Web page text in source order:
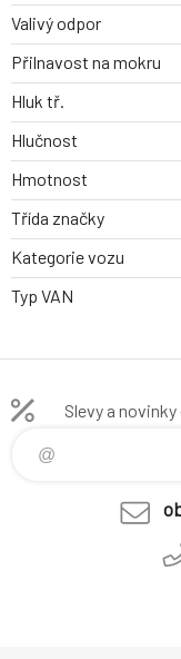
Valivý odpor
Přilnavost na mokru
Hluk tř.
Hlučnost
Hmotnost
Třída značky
Kategorie vozu
Typ VAN
Slevy a